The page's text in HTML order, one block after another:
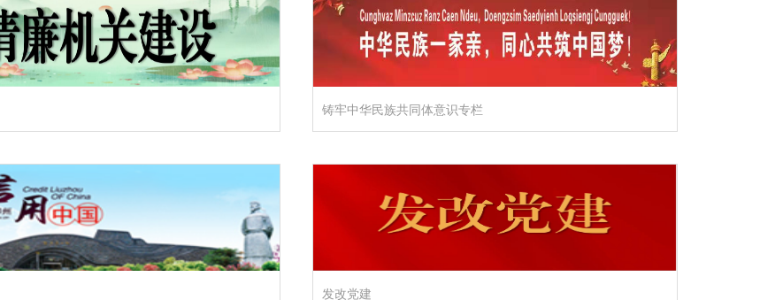
铸牢中华民族共同体意识专栏
发改党建